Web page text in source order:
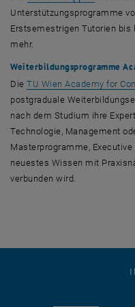
Unterstützungsprogramme
Erstsemestrigen Tutorien bis
mehr.
Weiterbildungsprogramme
DieTU WienAcademy for
postgraduale
nach dem Studium ihre
Technologie, Management
Masterprogramme,
neuestes Wissen mit
verbunden wird.